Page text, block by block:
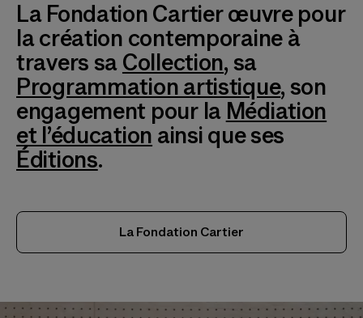
La Fondation Cartier œuvre pour
la création contemporaine à
travers sa Collection, sa
Programmation artistique, son
engagement pour la Médiation
et l’éducation ainsi que ses
Éditions.
La Fondation Cartier